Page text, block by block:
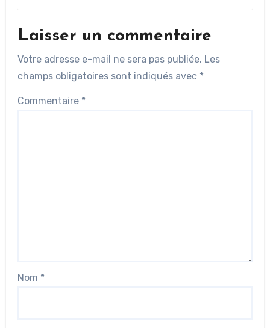
Laisser un commentaire
Votre adresse e-mail ne sera pas publiée. Les
champs obligatoires sont indiqués avec *
Commentaire *
Nom *